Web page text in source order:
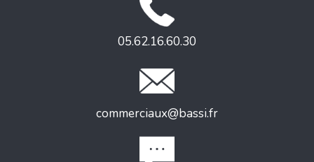
05.62.16.60.30
commerciaux@bassi.fr